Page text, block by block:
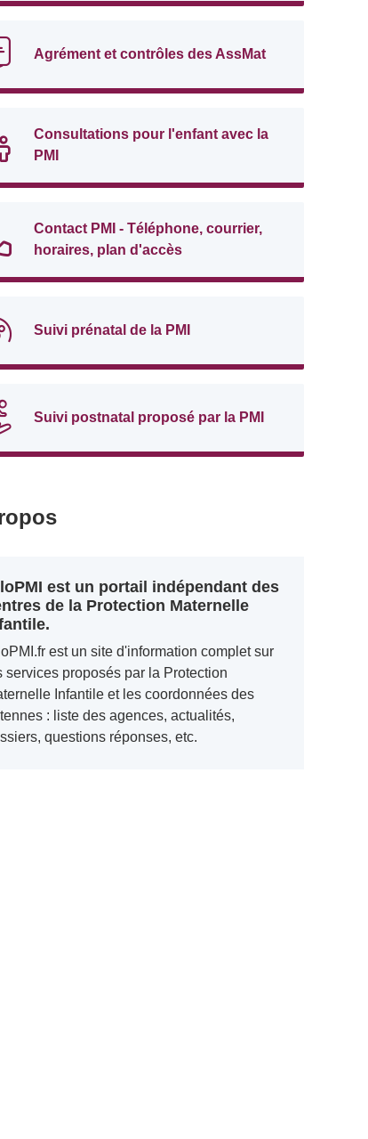
Agrément et contrôles des AssMat
Consultations pour l'enfant avec la
PMI
Contact PMI - Téléphone, courrier,
horaires, plan d'accès
Suivi prénatal de la PMI
Suivi postnatal proposé par la PMI
est un portail indépendant des
de la Protection Maternelle
est un site d'information complet sur
services proposés par la Protection
Infantile et les coordonnées des
: liste des agences, actualités,
questions réponses, etc.